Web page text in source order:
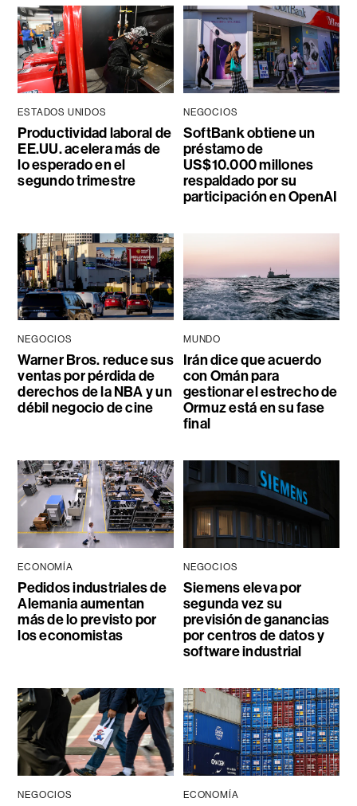
ESTADOS UNIDOS
Productividad laboral de
EE.UU. acelera más de
lo esperado en el
segundo trimestre
NEGOCIOS
SoftBank obtiene un
préstamo de
US$10.000 millones
respaldado por su
participación en OpenAI
NEGOCIOS
Warner Bros. reduce sus
ventas por pérdida de
derechos de la NBA y un
débil negocio de cine
MUNDO
Irán dice que acuerdo
con Omán para
gestionar el estrecho de
Ormuz está en su fase
final
ECONOMÍA
Pedidos industriales de
Alemania aumentan
más de lo previsto por
los economistas
NEGOCIOS
Siemens eleva por
segunda vez su
previsión de ganancias
por centros de datos y
software industrial
NEGOCIOS ECONOMÍA